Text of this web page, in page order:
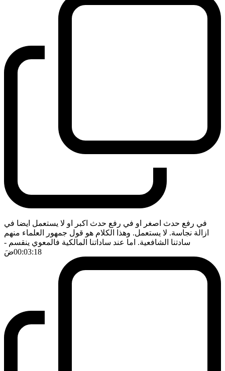
في رفع حدث اصغر او في رفع حدث اكبر او لا يستعمل ايضا في
ازالة نجاسة. لا يستعمل. وهذا الكلام هو قول جمهور العلماء منهم
سادتنا الشافعية. اما عند ساداتنا المالكية فالمعوي ينقسم -
00:03:18ضَ